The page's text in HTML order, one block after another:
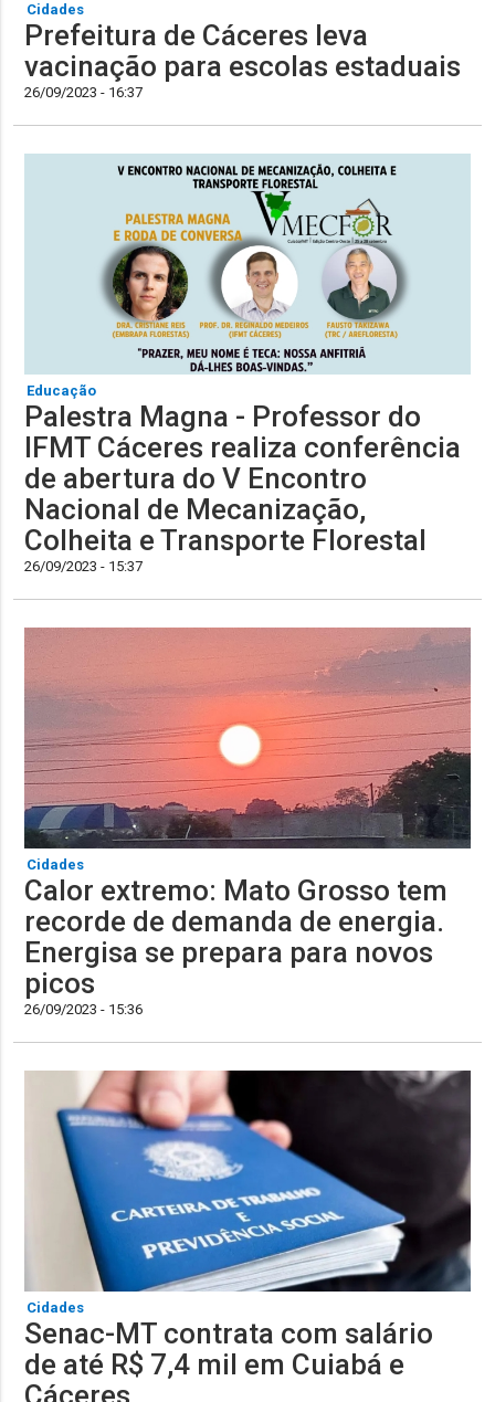
Cidades
Prefeitura de Cáceres leva
vacinação para escolas estaduais
26/09/2023 - 16:37
Educação
Palestra Magna - Professor do
IFMT Cáceres realiza conferência
de abertura do V Encontro
Nacional de Mecanização,
Colheita e Transporte Florestal
26/09/2023 - 15:37
Cidades
Calor extremo: Mato Grosso tem
recorde de demanda de energia.
Energisa se prepara para novos
picos
26/09/2023 - 15:36
Cidades
Senac-MT contrata com salário
de até R$ 7,4 mil em Cuiabá e